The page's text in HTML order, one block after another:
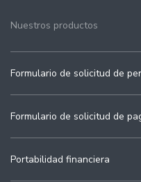
Nuestros productos
Formulario de solicitud de
Formulario de solicitud de
Portabilidad financiera